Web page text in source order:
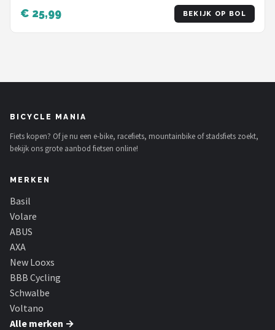
€ 25,99 BEKIJK OP BOL
BICYCLE MANIA
Fiets kopen? Of je nu een e-bike, racefiets, mountainbike of stadsfiets zoekt,
bekijk ons grote aanbod fietsen online!
MERKEN
Basil
Volare
ABUS
AXA
New Looxs
BBB Cycling
Schwalbe
Voltano
Alle merken →